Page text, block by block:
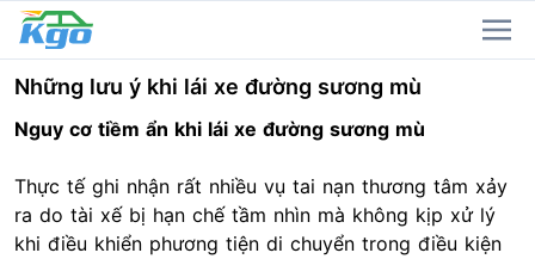
Những lưu ý khi lái xe đường sương mù
Nguy cơ tiềm ẩn khi lái xe đường sương mù
Thực tế ghi nhận rất nhiều vụ tai nạn thương tâm xảy
ra do tài xế bị hạn chế tầm nhìn mà không kịp xử lý
khi điều khiển phương tiện di chuyển trong điều kiện